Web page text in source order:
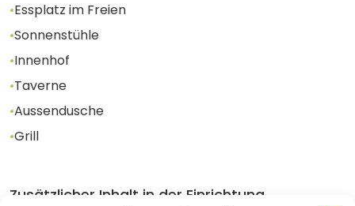
•Essplatz im Freien
•Sonnenstühle
•Innenhof
•Taverne
•Aussendusche
•Grill
Zusätzlicher Inhalt in der Einrichtung